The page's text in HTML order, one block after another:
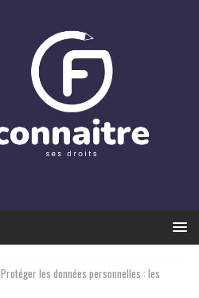
Protéger les données personnelles : les